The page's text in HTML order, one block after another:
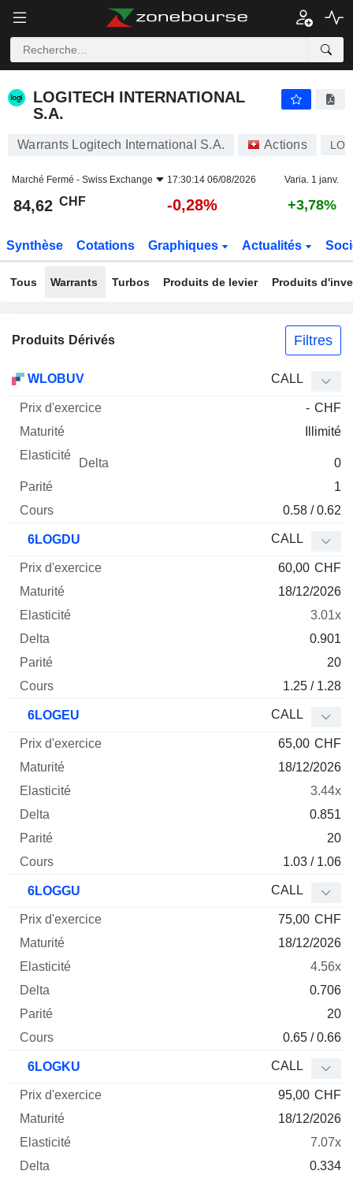
LOGITECH INTERNATIONAL
S.A.
Warrants Logitech International S.A. Actions
Marché Fermé - Swiss Exchange 17:30:14 06/08/2026 Varia. 1 janv.
84,62 CHF -0,28% +3,78%
Synthèse Cotations Graphiques Actualités
Tous Warrants Turbos Produits de levier Produits
Produits Dérivés Filtres
Mnemo Type
Parité
WLOBUV CALL
- CHF
Illimité
0
1
0.58 / 0.62
6LOGDU CALL
60,00 CHF
18/12/2026
3.01x
0.901
20
1.25 / 1.28
6LOGEU CALL
65,00 CHF
18/12/2026
3.44x
0.851
20
1.03 / 1.06
6LOGGU CALL
75,00 CHF
18/12/2026
4.56x
0.706
20
0.65 / 0.66
6LOGKU CALL
95,00 CHF
18/12/2026
7.07x
0.334